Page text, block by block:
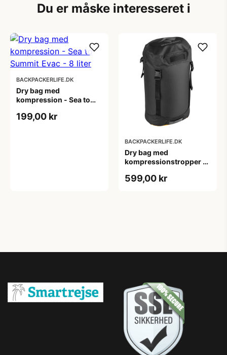
Du er måske interesseret i
BACKPACKERLIFE.DK
Dry bag med
kompression - Sea to
199,00 kr
BACKPACKERLIFE.DK
Dry bag med
kompressionstropper -
Heavy Duty - 20L
599,00 kr